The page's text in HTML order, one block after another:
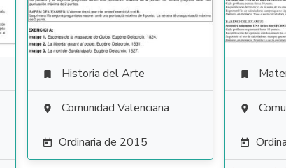
 Historia del Arte
 Comunidad Valenciana
 Ordinaria de 2015


